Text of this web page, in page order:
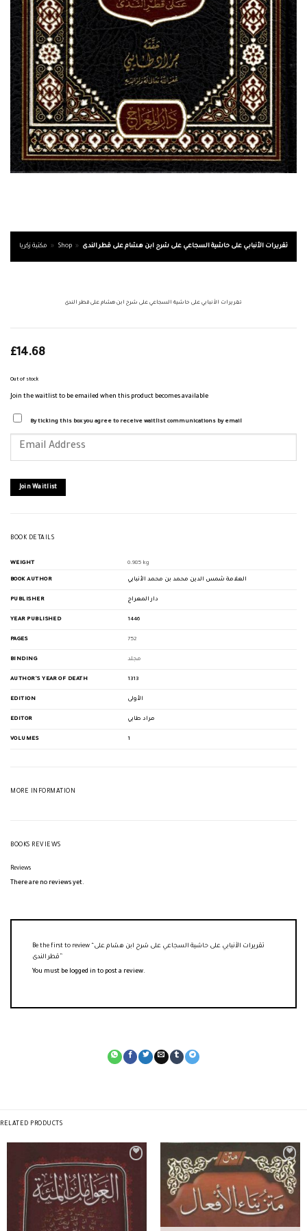
مكتبة زكريا » Shop » تقريرات الأنبابي على حاشية السجاعي على شرح ابن هشام على قطر الندى
تقريرات الأنبابي على حاشية السجاعي على شرح ابن هشام على قطر الندى
£14.68
Out of stock
Join the waitlist to be emailed when this product becomes available
By ticking this box you agree to receive waitlist communications by email
your
joinJoin Waitlist
BOOK DETAILS
WEIGHT 0.985 kg
BOOK AUTHOR العلامة شمس الدين محمد بن محمد الأنبابي
PUBLISHER دار المعراج
YEAR PUBLISHED 1446
PAGES 752
BINDING مجلد
AUTHOR'S YEAR OF DEATH 1313
EDITION الأولى
EDITOR مراد طابي
VOLUMES 1
MORE INFORMATION
BOOKS REVIEWS
Reviews
There are no reviews yet.
Be the first to review “تقريرات الأنبابي على حاشية السجاعي على شرح ابن هشام على
You must be logged in to post a review.
RELATED PRODUCTS